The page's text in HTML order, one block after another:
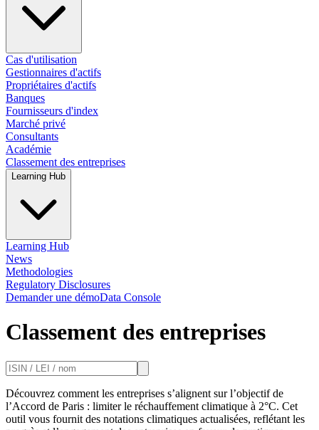
Cas d'utilisation
Gestionnaires d'actifs
Propriétaires d'actifs
Banques
Fournisseurs d'index
Marché privé
Consultants
Académie
Classement des entreprises
Learning Hub
Learning Hub
News
Methodologies
Regulatory Disclosures
Demander une démoData Console
Classement des entreprises
Découvrez comment les entreprises s’alignent sur l’objectif de
l’Accord de Paris : limiter le réchauffement climatique à 2°C. Cet
outil vous fournit des notations climatiques actualisées, reflétant les